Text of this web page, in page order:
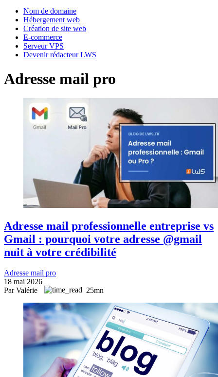
Nom de domaine
Hébergement web
Création de site web
E-commerce
Serveur VPS
Devenir rédacteur LWS
Adresse mail pro
Adresse mail professionnelle entreprise vs
Gmail : pourquoi votre adresse @gmail
nuit à votre crédibilité
Adresse mail pro
18 mai 2026
Par Valérie
25mn